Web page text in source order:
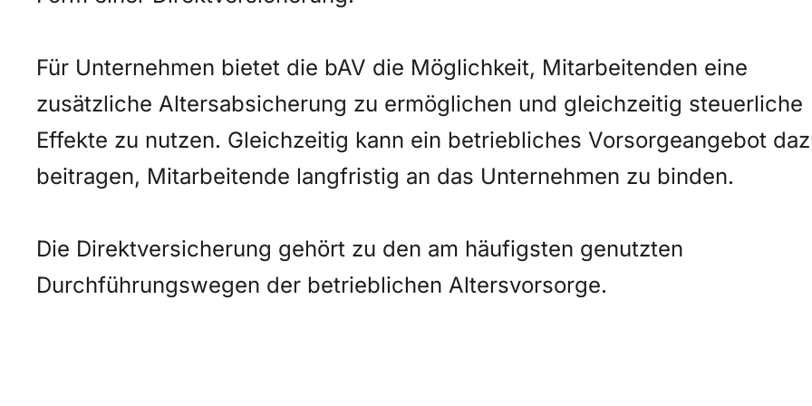
Für Unternehmen bietet die bAV die Möglichkeit, Mitarbeitenden eine
zusätzliche Altersabsicherung zu ermöglichen und gleichzeitig steuerliche
Effekte zu nutzen. Gleichzeitig kann ein betriebliches Vorsorgeangebot
beitragen, Mitarbeitende langfristig an das Unternehmen zu binden.
Die Direktversicherung gehört zu den am häufigsten genutzten
Durchführungswegen der betrieblichen Altersvorsorge.